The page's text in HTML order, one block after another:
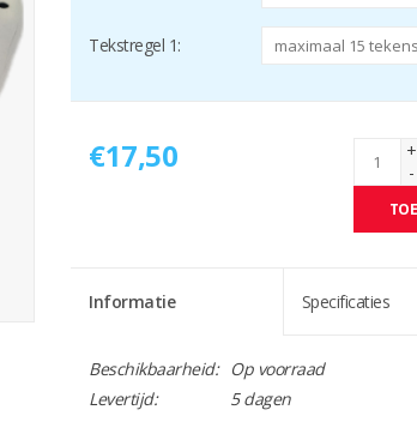
Tekstregel 1:
€17,50
+
-
Informatie Specificaties
Beschikbaarheid:
Op voorraad
Levertijd:
5 dagen